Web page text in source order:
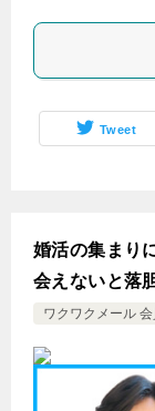
Tweet
婚活の集まり
会えないと落
ワクワクメール